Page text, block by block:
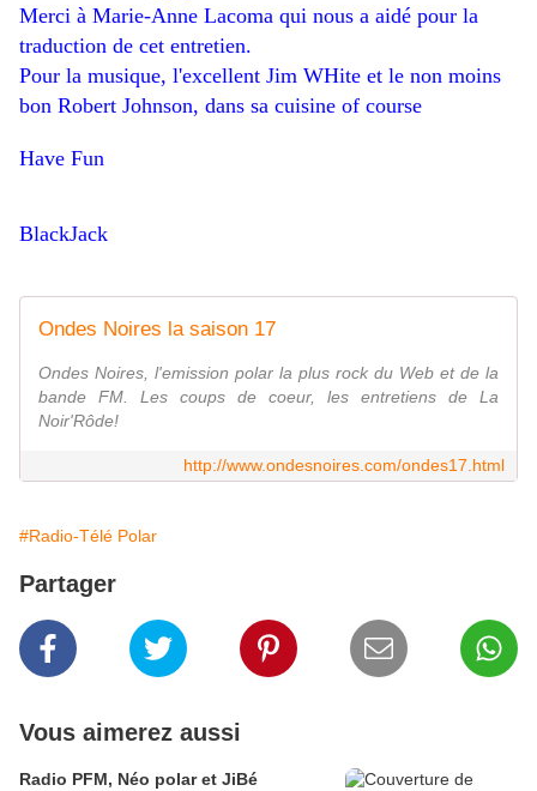
Merci à Marie-Anne Lacoma qui nous a aidé pour la
traduction de cet entretien.
Pour la musique, l'excellent Jim WHite et le non moins
bon Robert Johnson, dans sa cuisine of course
Have Fun
BlackJack
Ondes Noires la saison 17
Ondes Noires, l'emission polar la plus rock du Web et de la
bande FM. Les coups de coeur, les entretiens de La
Noir'Rôde!
http://www.ondesnoires.com/ondes17.html
#Radio-Télé Polar
Partager
Vous aimerez aussi
Radio PFM, Néo polar et JiBé